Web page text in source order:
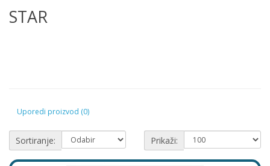
STAR
Uporedi proizvod (0)
Sortiranje: Prikaži: